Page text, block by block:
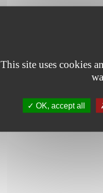
This site uses cookies
OK, accept all